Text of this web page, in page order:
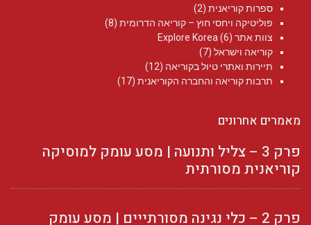
ספרות קוריאנית (2)
פוליטיקה ויחסי חוץ – קוריאה הדרומית (8)
צוות אתר Explore Korea (6)
קוריאה וישראל (7)
תיירות ואתרי טיול בקוריאה (12)
תרבות קוריאה והחברה הקוריאנית (17)
מאמרים אחרונים
פרק 3 – צליל ותנועה | מסע עומק למוסיקה
קוריאנית מסורתית
פרק 2 – כלי נגינה מסורתייים | מסע עומק